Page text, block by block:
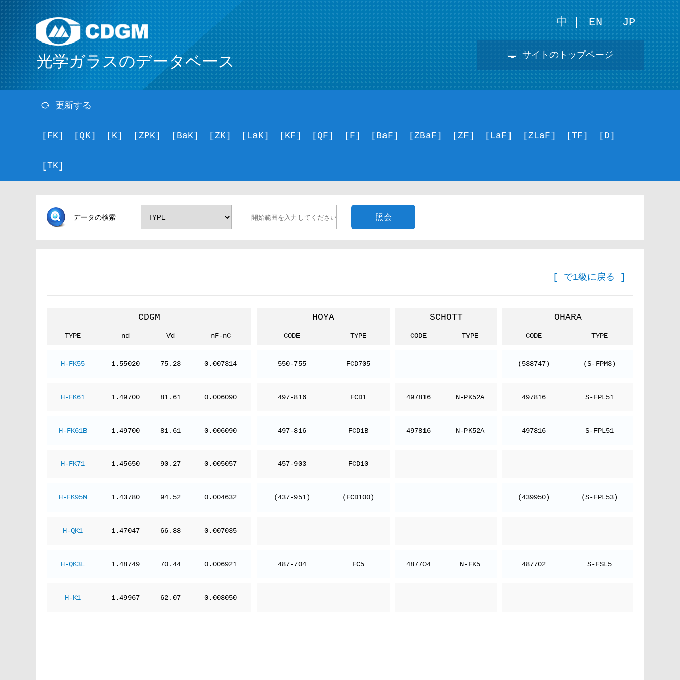
光学ガラスのデータベース
中 EN JP
サイトのトップページ
更新する
[FK] [QK] [K] [ZPK] [BaK] [ZK] [LaK] [KF] [QF] [F] [BaF] [ZBaF] [ZF] [LaF] [ZLaF] [TF] [D]
[TK]
データの検索 照会
[ で1級に戻る ]
CDGM HOYA SCHOTT OHARA
TYPE nd Vd nF-nC CODE TYPE CODE TYPE CODE TYPE
H-FK55 1.55020 75.23 0.007314 550-755 FCD705 (538747) (S-FPM3)
H-FK61 1.49700 81.61 0.006090 497-816 FCD1 497816 N-PK52A 497816 S-FPL51
H-FK61B 1.49700 81.61 0.006090 497-816 FCD1B 497816 N-PK52A 497816 S-FPL51
H-FK71 1.45650 90.27 0.005057 457-903 FCD10
H-FK95N 1.43780 94.52 0.004632 (437-951) (FCD100) (439950) (S-FPL53)
H-QK1 1.47047 66.88 0.007035
H-QK3L 1.48749 70.44 0.006921 487-704 FC5 487704 N-FK5 487702 S-FSL5
H-K1 1.49967 62.07 0.008050